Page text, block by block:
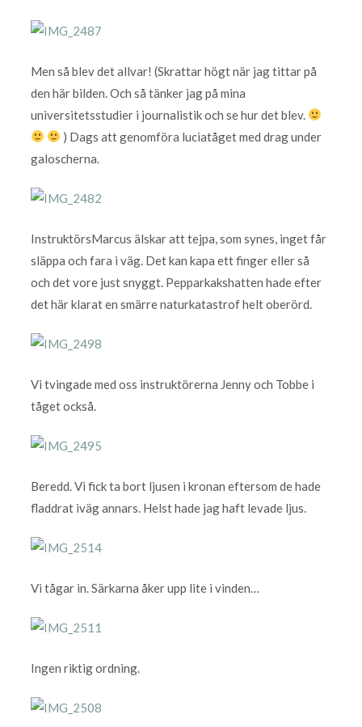
Men så blev det allvar! (Skrattar högt när jag tittar på
den här bilden. Och så tänker jag på mina
universitetsstudier i journalistik och se hur det blev.
) Dags att genomföra luciatåget med drag under
galoscherna.
InstruktörsMarcus älskar att tejpa, som synes, inget får
släppa och fara i väg. Det kan kapa ett finger eller så
och det vore just snyggt. Pepparkakshatten hade efter
det här klarat en smärre naturkatastrof helt oberörd.
Vi tvingade med oss instruktörerna Jenny och Tobbe i
tåget också.
Beredd. Vi fick ta bort ljusen i kronan eftersom de hade
fladdrat iväg annars. Helst hade jag haft levade ljus.
Vi tågar in. Särkarna åker upp lite i vinden…
Ingen riktig ordning.